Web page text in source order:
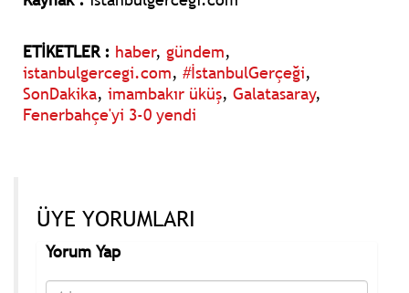
ETİKETLER : haber, gündem,
istanbulgercegi.com, #İstanbulGerçeği,
SonDakika, imambakır üküş, Galatasaray,
Fenerbahçe'yi 3-0 yendi
ÜYE YORUMLARI
Yorum Yap